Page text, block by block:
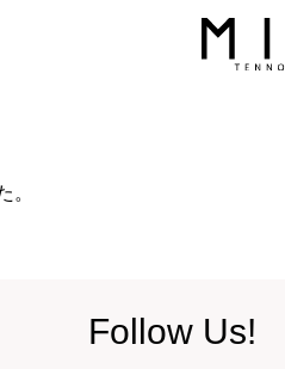
。
Follow Us!